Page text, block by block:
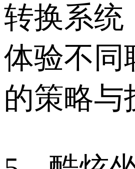
转换系统
体验不同
的策略与